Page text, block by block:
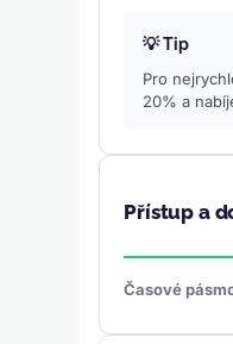
💡 Tip
Pro
20% a
Přístup a
Časové